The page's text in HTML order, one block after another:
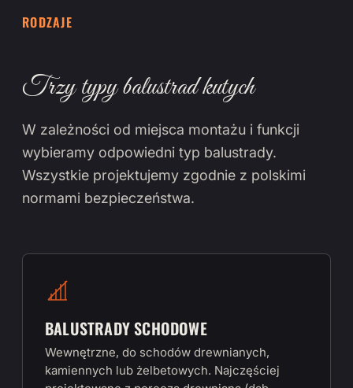
RODZAJE
Trzy typy balustrad kutych
W zależności od miejsca montażu i funkcji
wybieramy odpowiedni typ balustrady.
Wszystkie projektujemy zgodnie z polskimi
normami bezpieczeństwa.
BALUSTRADY SCHODOWE
Wewnętrzne, do schodów drewnianych,
kamiennych lub żelbetowych. Najczęściej